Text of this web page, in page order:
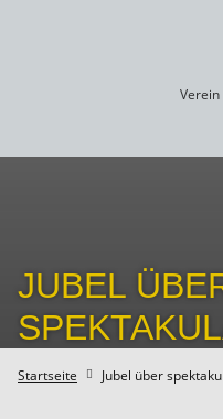
Verein
JUBEL
Startseite  Jubel über